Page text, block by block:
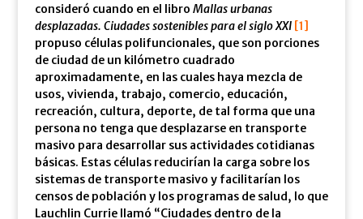
consideró cuando en el libro Mallas urbanas
desplazadas. Ciudades sostenibles para el siglo XXI [1]
propuso células polifuncionales, que son porciones
de ciudad de un kilómetro cuadrado
aproximadamente, en las cuales haya mezcla de
usos, vivienda, trabajo, comercio, educación,
recreación, cultura, deporte, de tal forma que una
persona no tenga que desplazarse en transporte
masivo para desarrollar sus actividades cotidianas
básicas. Estas células reducirían la carga sobre los
sistemas de transporte masivo y facilitarían los
censos de población y los programas de salud, lo que
Lauchlin Currie llamó “Ciudades dentro de la